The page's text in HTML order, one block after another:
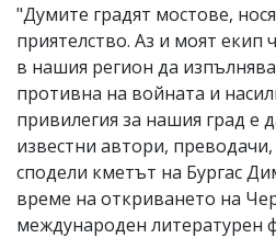
"Думите градят мостове,
приятелство. Аз и моят екип
в нашия регион да
противна на войната и
привилегия за нашия град е
известни автори,
сподели кметът на Бургас
време на откриването на
международен литературен